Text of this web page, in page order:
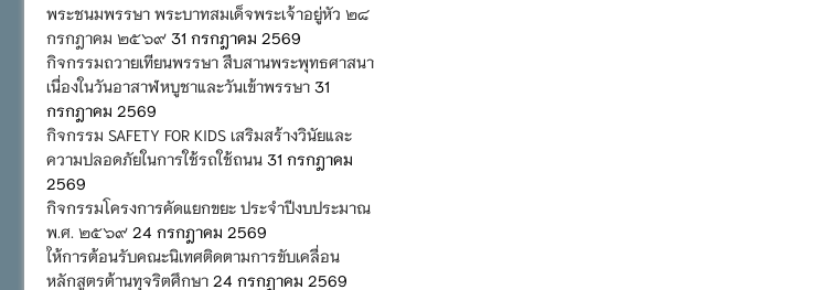
พระชนมพรรษา พระบาทสมเด็จพระเจ้าอยู่หัว ๒๘
กรกฎาคม ๒๕๖๙ 31 กรกฎาคม 2569
กิจกรรมถวายเทียนพรรษา สืบสานพระพุทธศาสนา
เนื่องในวันอาสาฬหบูชาและวันเข้าพรรษา 31
กรกฎาคม 2569
กิจกรรม SAFETY FOR KIDS เสริมสร้างวินัยและ
ความปลอดภัยในการใช้รถใช้ถนน 31 กรกฎาคม
2569
กิจกรรมโครงการคัดแยกขยะ ประจำปีงบประมาณ
พ.ศ. ๒๕๖๙ 24 กรกฎาคม 2569
ให้การต้อนรับคณะนิเทศติดตามการขับเคลื่อน
หลักสูตรต้านทุจริตศึกษา 24 กรกฎาคม 2569